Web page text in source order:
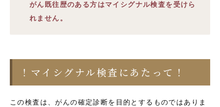
がん既往歴のある方はマイシグナル検査を受けら
れません。
！マイシグナル検査にあたって！
この検査は、がんの確定診断を目的とするものではありま